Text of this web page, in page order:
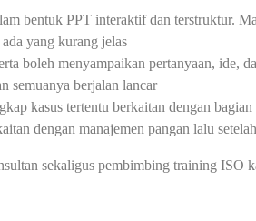
bentuk PPT interaktif dan terstruktur.
yang kurang jelas
boleh menyampaikan pertanyaan, ide,
semuanya berjalan lancar
kasus tertentu berkaitan dengan
dengan manajemen pangan lalu
sekaligus pembimbing training ISO